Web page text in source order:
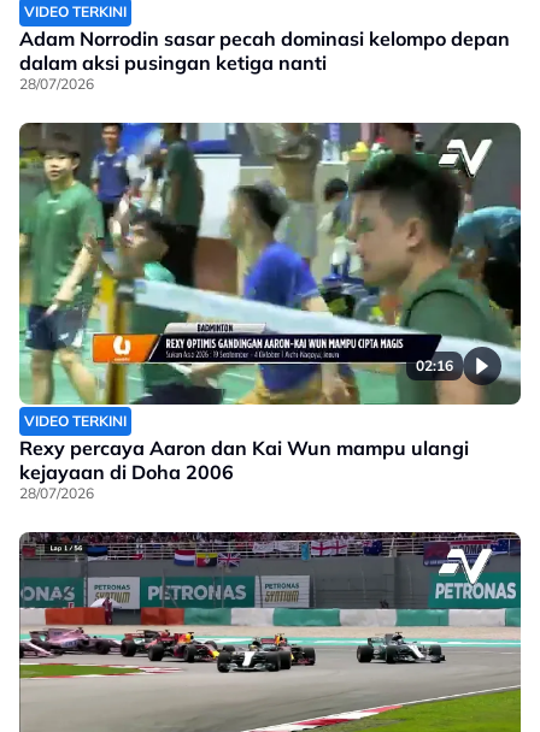
VIDEO TERKINI
Adam Norrodin sasar pecah dominasi kelompo depan
dalam aksi pusingan ketiga nanti
28/07/2026
02:16
VIDEO TERKINI
Rexy percaya Aaron dan Kai Wun mampu ulangi
kejayaan di Doha 2006
28/07/2026